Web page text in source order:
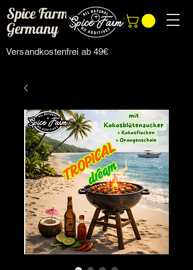
Spice Farm
Germany
Versandkostenfrei ab 49€